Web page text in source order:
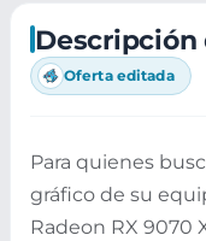
Descripción
Oferta editada
Para quienes
gráfico de su
Radeon RX 9070